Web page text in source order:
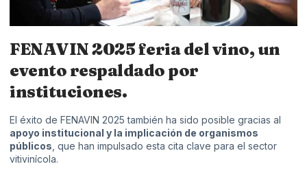
FENAVIN 2025 feria del vino, un
evento respaldado por
instituciones.
El éxito de FENAVIN 2025 también ha sido posible gracias al
apoyo institucional y la implicación de organismos
públicos , que han impulsado esta cita clave para el sector
vitivinícola.